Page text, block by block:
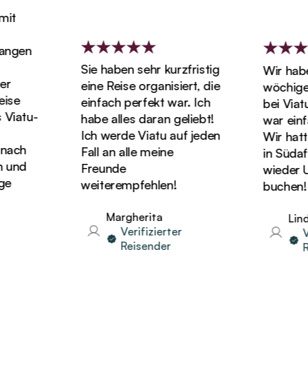
Sie haben sehr kurzfristig
eine Reise organisiert, die
einfach perfekt war. Ich
habe alles daran geliebt!
Ich werde Viatu auf jeden
Fall an alle meine
Freunde
weiterempfehlen!
Margherita
Verifizierter
Reisender
Wir
bei Viatu
war
Wir
in
wieder
buchen!
Linda